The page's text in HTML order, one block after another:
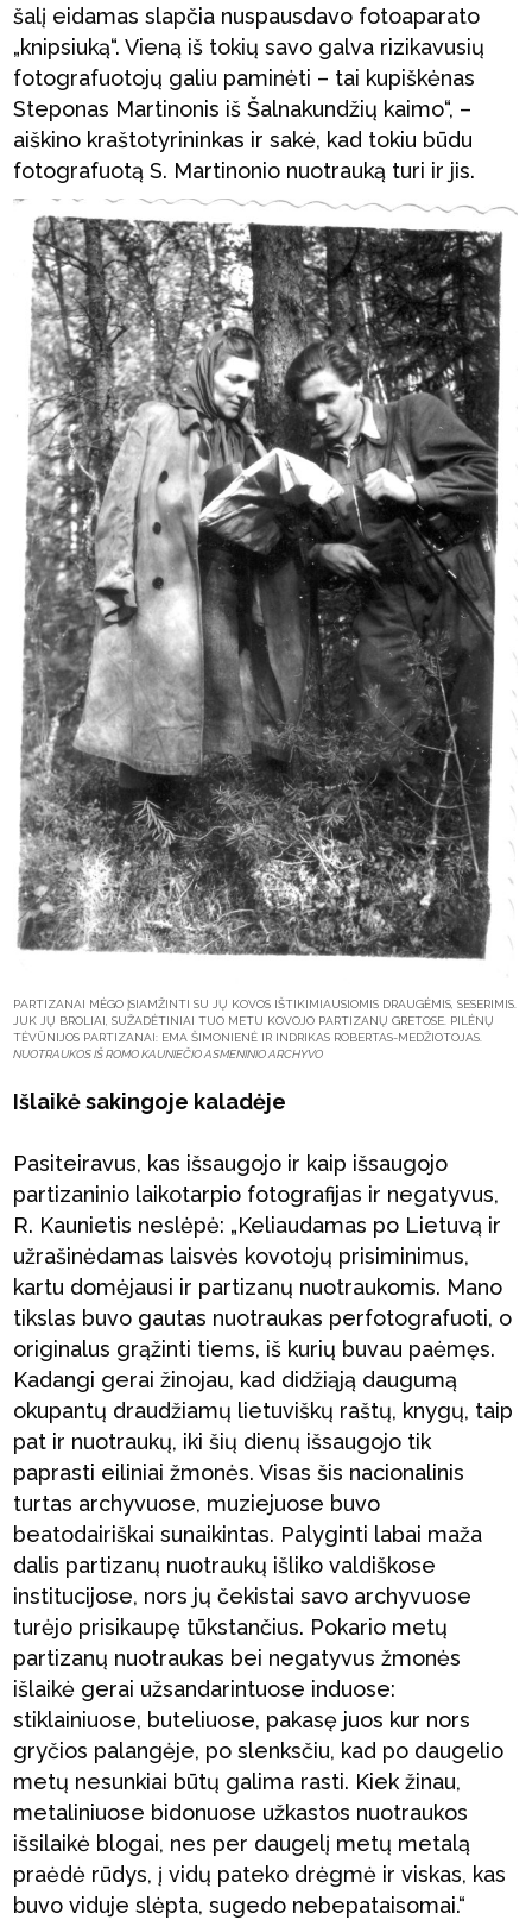
šalį eidamas slapčia nuspausdavo fotoaparato
„knipsiuką“. Vieną iš tokių savo galva rizikavusių
fotografuotojų galiu paminėti – tai kupiškėnas
Steponas Martinonis iš Šalnakundžių kaimo“, –
aiškino kraštotyrininkas ir sakė, kad tokiu būdu
fotografuotą S. Martinonio nuotrauką turi ir jis.
PARTIZANAI MĖGO ĮSIAMŽINTI SU JŲ KOVOS IŠTIKIMIAUSIOMIS DRAUGĖMIS, SESERIMIS.
JUK JŲ BROLIAI, SUŽADĖTINIAI TUO METU KOVOJO PARTIZANŲ GRETOSE. PILĖNŲ
TĖVŪNIJOS PARTIZANAI: EMA ŠIMONIENĖ IR INDRIKAS ROBERTAS-MEDŽIOTOJAS.
NUOTRAUKOS IŠ ROMO KAUNIEČIO ASMENINIO ARCHYVO
Išlaikė sakingoje kaladėje
Pasiteiravus, kas išsaugojo ir kaip išsaugojo
partizaninio laikotarpio fotografijas ir negatyvus,
R. Kaunietis neslėpė: „Keliaudamas po Lietuvą ir
užrašinėdamas laisvės kovotojų prisiminimus,
kartu domėjausi ir partizanų nuotraukomis. Mano
tikslas buvo gautas nuotraukas perfotografuoti, o
originalus grąžinti tiems, iš kurių buvau paėmęs.
Kadangi gerai žinojau, kad didžiąją daugumą
okupantų draudžiamų lietuviškų raštų, knygų, taip
pat ir nuotraukų, iki šių dienų išsaugojo tik
paprasti eiliniai žmonės. Visas šis nacionalinis
turtas archyvuose, muziejuose buvo
beatodairiškai sunaikintas. Palyginti labai maža
dalis partizanų nuotraukų išliko valdiškose
institucijose, nors jų čekistai savo archyvuose
turėjo prisikaupę tūkstančius. Pokario metų
partizanų nuotraukas bei negatyvus žmonės
išlaikė gerai užsandarintuose induose:
stiklainiuose, buteliuose, pakasę juos kur nors
gryčios palangėje, po slenksčiu, kad po daugelio
metų nesunkiai būtų galima rasti. Kiek žinau,
metaliniuose bidonuose užkastos nuotraukos
išsilaikė blogai, nes per daugelį metų metalą
praėdė rūdys, į vidų pateko drėgmė ir viskas, kas
buvo viduje slėpta, sugedo nebepataisomai.“